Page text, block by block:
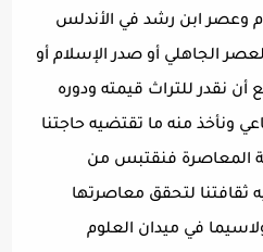
وعصر ابن رشد في الأندلس
الجاهلي أو صدر الإسلام أو
أن نقدر للتراث قيمته ودوره
ونأخذ منه ما تقتضيه حاجتنا
المعاصرة فنقتبس من
ثقافتنا لتحقق معاصرتها
في ميدان العلوم